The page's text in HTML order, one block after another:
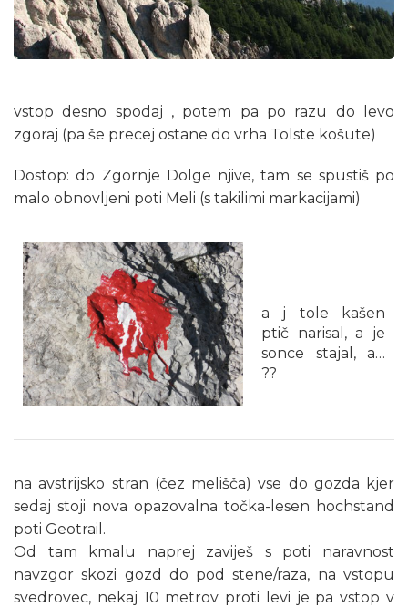
vstop desno spodaj , potem pa po razu do levo
zgoraj (pa še precej ostane do vrha Tolste košute)
Dostop: do Zgornje Dolge njive, tam se spustiš po
malo obnovljeni poti Meli (s takilimi markacijami)
a j tole kašen
ptič narisal, a je
sonce stajal, a…
??
na avstrijsko stran (čez melišča) vse do gozda kjer
sedaj stoji nova opazovalna točka-lesen hochstand
poti Geotrail.
Od tam kmalu naprej zaviješ s poti naravnost
navzgor skozi gozd do pod stene/raza, na vstopu
svedrovec, nekaj 10 metrov proti levi je pa vstop v